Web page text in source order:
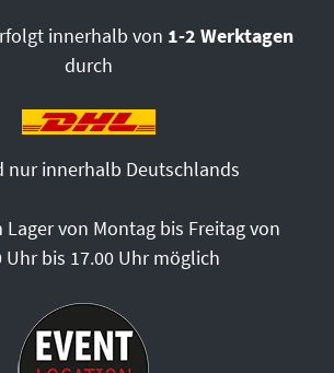
innerhalb von 1-2 Werktagen
durch
nur innerhalb Deutschlands
von Montag bis Freitag von
Uhr bis 17.00 Uhr möglich